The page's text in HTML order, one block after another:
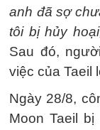
anh đã sợ
tôi bị hủy
Sau đó,
việc của Taeil
Ngày 28/8,
Moon Taeil